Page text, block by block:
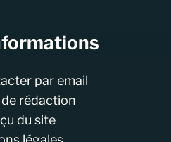
par email
de rédaction
du site